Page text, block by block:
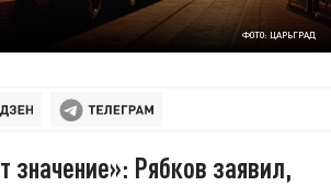
ФОТО: ЦАРЬГРАД
значение»: Рябков заявил,